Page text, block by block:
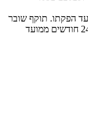
הפחות 60 חודשים ממועד הפקתו. תוקף שובר
לרכישת מוצר או שירות מסויים יהיה לכל הפחות 24 חודשים ממועד